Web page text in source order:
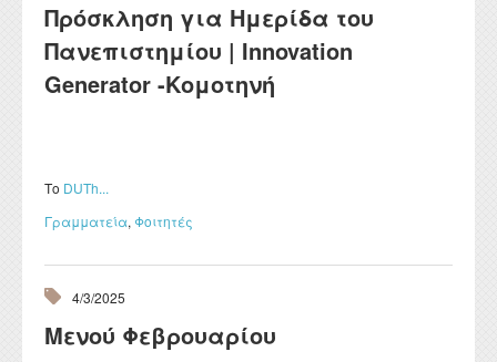
Πρόσκληση για Ημερίδα του
Πανεπιστημίου | Innovation
Generator -Κομοτηνή
Το DUTh...
Γραμματεία, Φοιτητές
4/3/2025
Μενού Φεβρουαρίου